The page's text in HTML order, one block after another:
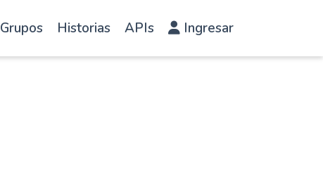
Grupos Historias APIs Ingresar